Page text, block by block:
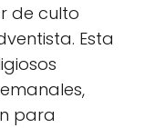
de culto
Esta
para